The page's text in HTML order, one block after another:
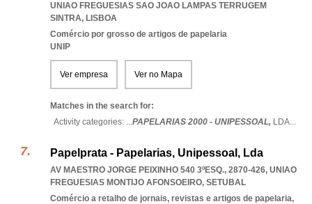
UNIAO FREGUESIAS SAO JOAO LAMPAS TERRUGEM
SINTRA, LISBOA
Comércio por grosso de artigos de papelaria
UNIP
Ver empresa Ver no Mapa
Matches in the search for:
Activity categories: ...PAPELARIAS 2000 - UNIPESSOAL, LDA...
Papelprata - Papelarias, Unipessoal, Lda
AV MAESTRO JORGE PEIXINHO 540 3ºESQ., 2870-426, UNIAO
FREGUESIAS MONTIJO AFONSOEIRO, SETUBAL
Comércio a retalho de jornais, revistas e artigos de papelaria,